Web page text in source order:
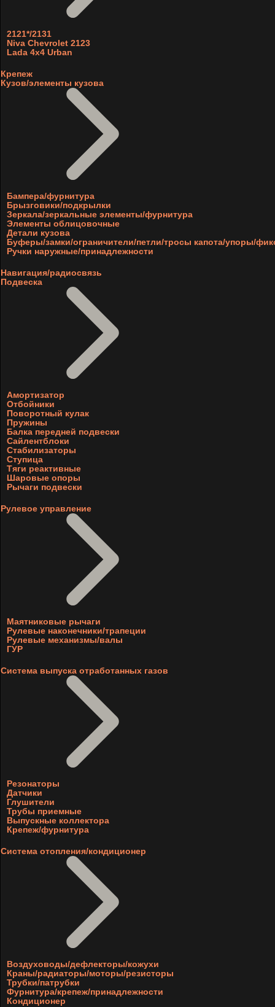
2121*/2131
Niva Chevrolet 2123
Lada 4x4 Urban
Крепеж
Кузов/элементы кузова
Бампера/фурнитура
Брызговики/подкрылки
Зеркала/зеркальные элементы/фурнитура
Элементы облицовочные
Детали кузова
Буферы/замки/ограничители/петли/тросы капота/упоры/
Ручки наружные/принадлежности
Навигация/радиосвязь
Подвеска
Амортизатор
Отбойники
Поворотный кулак
Пружины
Балка передней подвески
Сайлентблоки
Стабилизаторы
Ступица
Тяги реактивные
Шаровые опоры
Рычаги подвески
Рулевое управление
Маятниковые рычаги
Рулевые наконечники/трапеции
Рулевые механизмы/валы
ГУР
Система выпуска отработанных газов
Резонаторы
Датчики
Глушители
Трубы приемные
Выпускные коллектора
Крепеж/фурнитура
Система отопления/кондиционер
Воздуховоды/дефлекторы/кожухи
Краны/радиаторы/моторы/резисторы
Трубки/патрубки
Фурнитура/крепеж/принадлежности
Кондиционер